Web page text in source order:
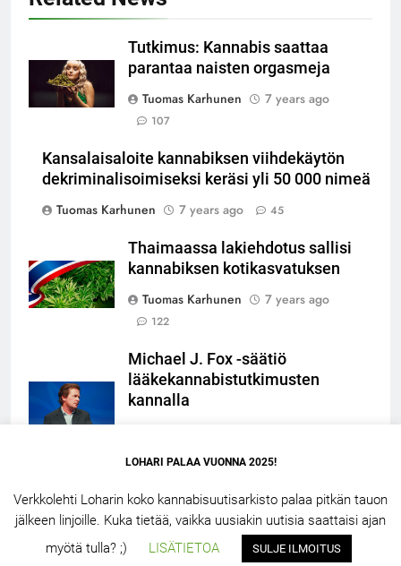
Tutkimus: Kannabis saattaa
parantaa naisten orgasmeja
Tuomas Karhunen
7 years ago
107
Kansalaisaloite kannabiksen viihdekäytön
dekriminalisoimiseksi keräsi yli 50 000 nimeä
Tuomas Karhunen
7 years ago 45
Thaimaassa lakiehdotus sallisi
kannabiksen kotikasvatuksen
Tuomas Karhunen
7 years ago
122
Michael J. Fox -säätiö
lääkekannabistutkimusten
kannalla
LOHARI.NET 2.5 – 2026. Powered ByBlazeThemes
LOHARI PALAA VUONNA 2025!
Verkkolehti Loharin koko kannabisuutisarkisto palaa pitkän tauon
jälkeen linjoille. Kuka tietää, vaikka uusiakin uutisia saattaisi ajan
myötä tulla? ;)
LISÄTIETOA SULJE ILMOITUS